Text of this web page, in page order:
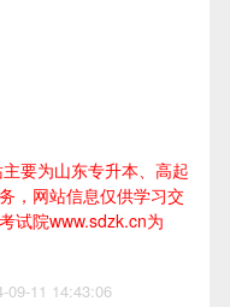
要为山东专升本、高起
，网站信息仅供学习交
试院www.sdzk.cn为
09-11 14:43:06